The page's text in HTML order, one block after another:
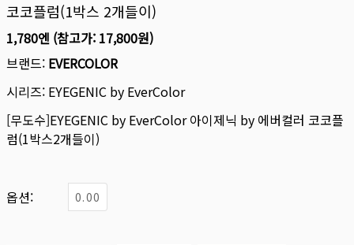
코코플럼(1박스 2개들이)
1,780엔 (참고가: 17,800원)
브랜드: EVERCOLOR
시리즈: EYEGENIC by EverColor
[무도수]EYEGENIC by EverColor 아이제닉 by 에버컬러 코코플
럼(1박스2개들이)
옵션: 0.00